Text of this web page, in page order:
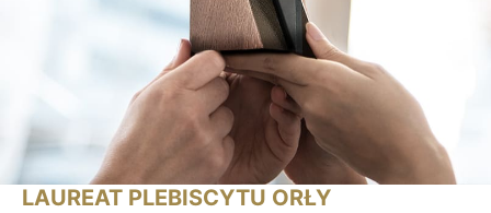
LAUREAT PLEBISCYTU ORŁY